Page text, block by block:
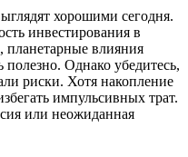
хорошими сегодня.
инвестирования в
влияния
Однако убедитесь,
риски. Хотя накопление
импульсивных трат.
или неожиданная